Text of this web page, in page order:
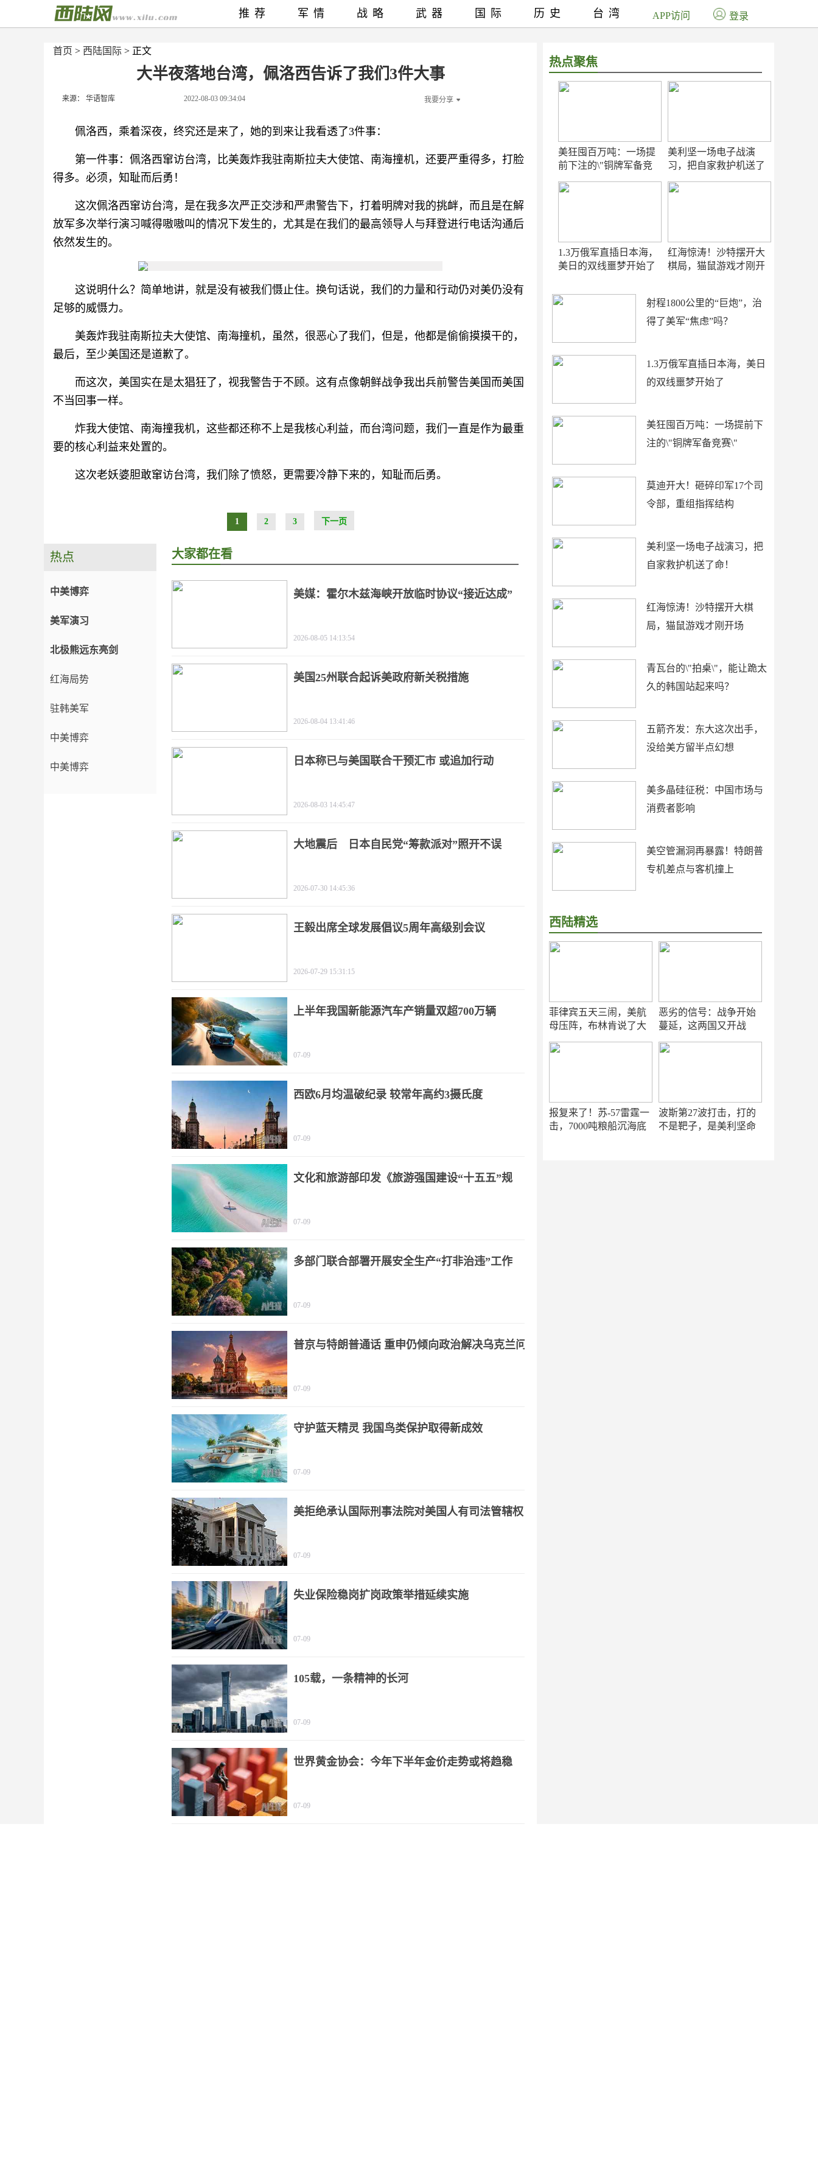
首页 > 西陆国际 > 正文
大半夜落地台湾，佩洛西告诉了我们3件大事
来源： 华语智库 2022-08-03 09:34:04 我要分享
佩洛西，乘着深夜，终究还是来了，她的到来让我看透了3件事：
第一件事：佩洛西窜访台湾，比美轰炸我驻南斯拉夫大使馆、南海撞机，还要严重得多，打脸
得多。必须，知耻而后勇！
这次佩洛西窜访台湾，是在我多次严正交涉和严肃警告下，打着明牌对我的挑衅，而且是在解
放军多次举行演习喊得嗷嗷叫的情况下发生的，尤其是在我们的最高领导人与拜登进行电话沟通后
依然发生的。
这说明什么？简单地讲，就是没有被我们慑止住。换句话说，我们的力量和行动仍对美仍没有
足够的威慑力。
美轰炸我驻南斯拉夫大使馆、南海撞机，虽然，很恶心了我们，但是，他都是偷偷摸摸干的，
最后，至少美国还是道歉了。
而这次，美国实在是太猖狂了，视我警告于不顾。这有点像朝鲜战争我出兵前警告美国而美国
不当回事一样。
炸我大使馆、南海撞我机，这些都还称不上是我核心利益，而台湾问题，我们一直是作为最重
要的核心利益来处置的。
这次老妖婆胆敢窜访台湾，我们除了愤怒，更需要冷静下来的，知耻而后勇。
1 2 3 下一页
热点聚焦
美狂囤百万吨：一场提
前下注的\"铜牌军备竞
美利坚一场电子战演
习，把自家救护机送了
1.3万俄军直插日本海，
美日的双线噩梦开始了
红海惊涛！沙特摆开大
棋局，猫鼠游戏才刚开
射程1800公里的“巨炮”，治
得了美军“焦虑”吗？
1.3万俄军直插日本海，美日
的双线噩梦开始了
美狂囤百万吨：一场提前下
注的\"铜牌军备竞赛\"
莫迪开大！砸碎印军17个司
令部，重组指挥结构
美利坚一场电子战演习，把
自家救护机送了命！
红海惊涛！沙特摆开大棋
局，猫鼠游戏才刚开场
青瓦台的\"拍桌\"，能让跪太
久的韩国站起来吗？
五箭齐发：东大这次出手，
没给美方留半点幻想
美多晶硅征税：中国市场与
消费者影响
美空管漏洞再暴露！特朗普
专机差点与客机撞上
西陆精选
菲律宾五天三闹，美航
母压阵，布林肯说了大
恶劣的信号：战争开始
蔓延，这两国又开战
报复来了！苏-57雷霆一
击，7000吨粮船沉海底
波斯第27波打击，打的
不是靶子，是美利坚命
推荐 军情 战略 武器 国际 历史 台湾 APP访问 登录
热点
中美博弈
美军演习
北极熊远东亮剑
红海局势
驻韩美军
中美博弈
中美博弈
大家都在看
美媒：霍尔木兹海峡开放临时协议“接近达成”
2026-08-05 14:13:54
美国25州联合起诉美政府新关税措施
2026-08-04 13:41:46
日本称已与美国联合干预汇市 或追加行动
2026-08-03 14:45:47
大地震后 日本自民党“筹款派对”照开不误
2026-07-30 14:45:36
王毅出席全球发展倡议5周年高级别会议
2026-07-29 15:31:15
上半年我国新能源汽车产销量双超700万辆
07-09
西欧6月均温破纪录 较常年高约3摄氏度
07-09
文化和旅游部印发《旅游强国建设“十五五”规
07-09
多部门联合部署开展安全生产“打非治违”工作
07-09
普京与特朗普通话 重申仍倾向政治解决乌克兰问
07-09
守护蓝天精灵 我国鸟类保护取得新成效
07-09
美拒绝承认国际刑事法院对美国人有司法管辖权
07-09
失业保险稳岗扩岗政策举措延续实施
07-09
105载，一条精神的长河
07-09
世界黄金协会：今年下半年金价走势或将趋稳
07-09